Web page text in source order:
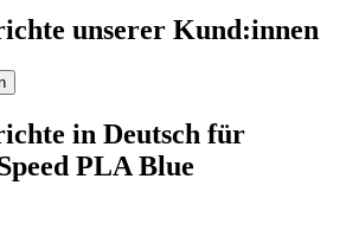
unserer Kund:innen
in Deutsch für
PLA Blue